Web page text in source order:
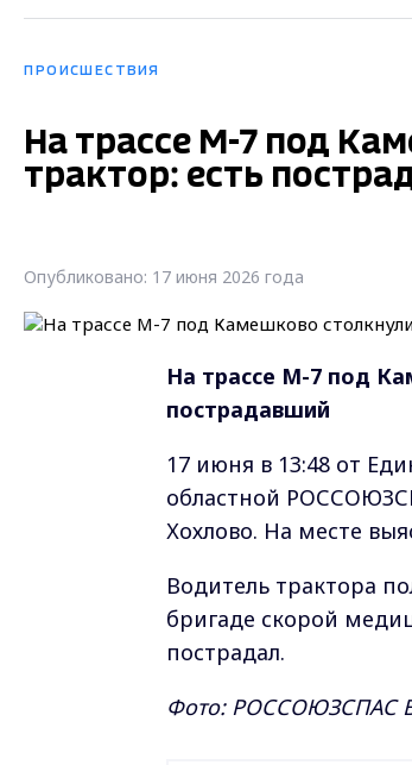
ПРОИСШЕСТВИЯ
На трассе М-7 под
трактор: есть
Опубликовано: 17 июня 2026 года
На трассе М-7 под
пострадавший
17 июня в 13:48 от
областной
Хохлово. На месте
Водитель трактора
бригаде скорой
пострадал.
Фото: РОССОЮЗСПАС